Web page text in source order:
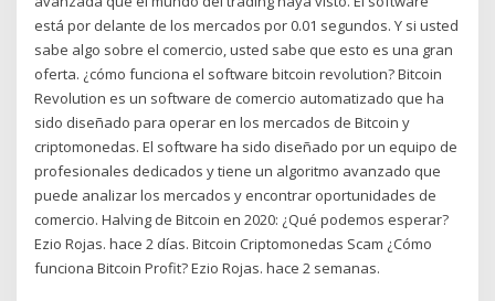
está por delante de los mercados por 0.01 segundos. Y si usted
sabe algo sobre el comercio, usted sabe que esto es una gran
oferta. ¿cómo funciona el software bitcoin revolution? Bitcoin
Revolution es un software de comercio automatizado que ha
sido diseñado para operar en los mercados de Bitcoin y
criptomonedas. El software ha sido diseñado por un equipo de
profesionales dedicados y tiene un algoritmo avanzado que
puede analizar los mercados y encontrar oportunidades de
comercio. Halving de Bitcoin en 2020: ¿Qué podemos esperar?
Ezio Rojas. hace 2 días. Bitcoin Criptomonedas Scam ¿Cómo
funciona Bitcoin Profit? Ezio Rojas. hace 2 semanas.